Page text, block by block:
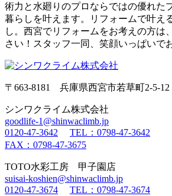
術力と水廻りのプロならではの優れた
暮らしを叶えます。リフォームで叶え
し。西宮でリフォームをお考えの方は
さい！スタッフ一同、笑顔いっぱいで
〒663-8181 兵庫県西宮市若草町2-5-12
シンワクライム株式会社
goodlife-1@shinwaclimb.jp
0120-47-3642
TEL：0798-47-3642
FAX：0798-47-3675
TOTO水彩工房 甲子園店
suisai-koshien@shinwaclimb.jp
0120-47-3674
TEL：0798-47-3674